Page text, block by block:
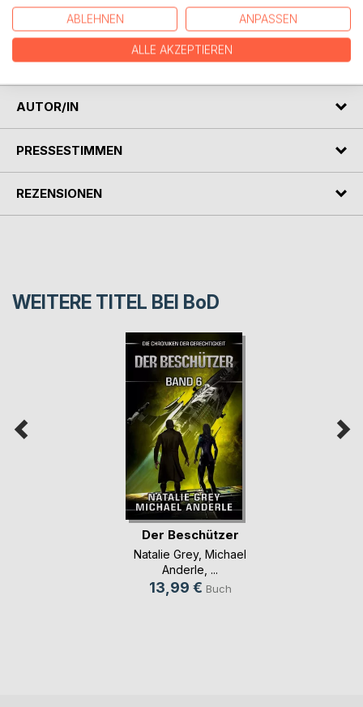
Wenn Du die vorrausgegangenen Bücher noch nicht
gelesen hast, SOLLTEST DU DAS BESSER TUN. Dies ist
eine Serie und viele der Protagonisten wurden in den
vorherigen Teilen eingeführt.
AUTOR/IN
PRESSESTIMMEN
REZENSIONEN
WEITERE TITEL BEI BoD
Der Beschützer
Natalie Grey, Michael
Anderle , ...
13,99 € Buch
ABLEHNEN ANPASSEN
ALLE AKZEPTIEREN